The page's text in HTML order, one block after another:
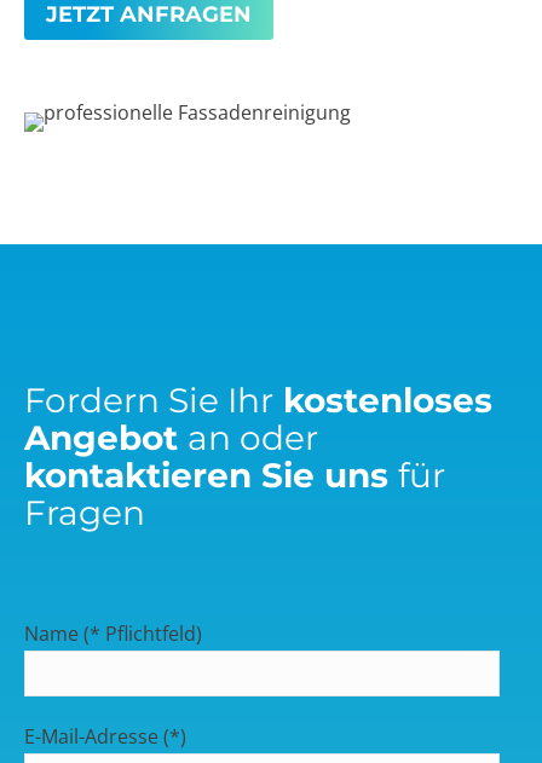
JETZT ANFRAGEN
Fordern Sie Ihr kostenloses
Angebot an oder
kontaktieren Sie uns für
Fragen
Name (* Pflichtfeld)
E-Mail-Adresse (*)